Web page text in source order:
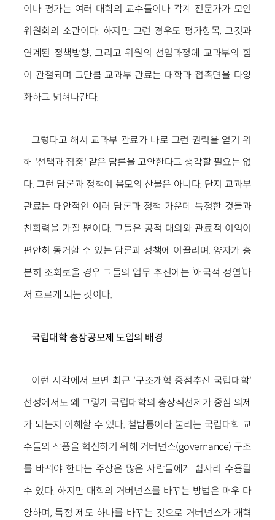
이나 평가는 여러 대학의 교수들이나 각계 전문가가 모인
위원회의 소관이다. 하지만 그런 경우도 평가항목, 그것과
연계된 정책방향, 그리고 위원의 선임과정에 교과부의 힘
이 관철되며 그만큼 교과부 관료는 대학과 접촉면을 다양
화하고 넓혀나간다.
그렇다고 해서 교과부 관료가 바로 그런 권력을 얻기 위
해 '선택과 집중' 같은 담론을 고안한다고 생각할 필요는 없
다. 그런 담론과 정책이 음모의 산물은 아니다. 단지 교과부
관료는 대안적인 여러 담론과 정책 가운데 특정한 것들과
친화력을 가질 뿐이다. 그들은 공적 대의와 관료적 이익이
편안히 동거할 수 있는 담론과 정책에 이끌리며, 양자가 충
분히 조화로울 경우 그들의 업무 추진에는 ‘애국적 정열’마
저 흐르게 되는 것이다.
국립대학 총장공모제 도입의 배경
이런 시각에서 보면 최근 '구조개혁 중점추진 국립대학'
선정에서도 왜 그렇게 국립대학의 총장직선제가 중심 의제
가 되는지 이해할 수 있다. 철밥통이라 불리는 국립대학 교
수들의 작풍을 혁신하기 위해 거버넌스(governance) 구조
를 바꿔야 한다는 주장은 많은 사람들에게 쉽사리 수용될
수 있다. 하지만 대학의 거버넌스를 바꾸는 방법은 매우 다
양하며, 특정 제도 하나를 바꾸는 것으로 거버넌스가 개혁